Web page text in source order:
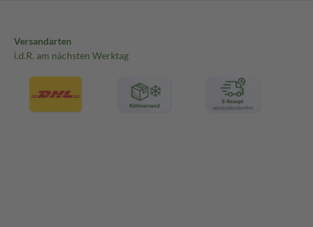
Versandarten
i.d.R. am nächsten Werktag